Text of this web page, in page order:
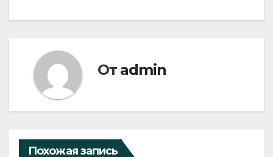
От admin
Похожая запись